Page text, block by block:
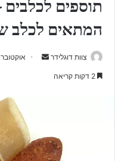
תוספים
המתאים לכלב
צוות דוגלידר
e
m
אוקטובר 26, 2020